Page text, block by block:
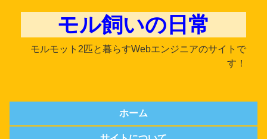
モル飼いの日常
モルモット2匹と暮らすWebエンジニアのサイトで
す！
ホーム